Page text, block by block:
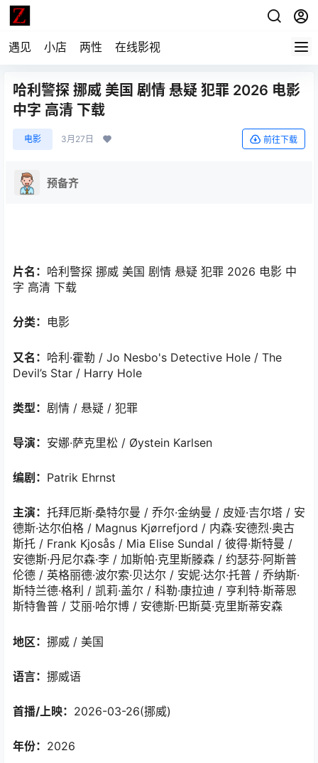
遇见 小店 两性 在线影视
哈利警探 挪威 美国 剧情 悬疑 犯罪 2026 电影
中字 高清 下载
电影 3月27日 前往下载
预备齐
片名： 哈利警探 挪威 美国 剧情 悬疑 犯罪 2026 电影 中
字 高清 下载
分类： 电影
又名： 哈利·霍勒 / Jo Nesbo's Detective Hole / The
Devil’s Star / Harry Hole
类型： 剧情 / 悬疑 / 犯罪
导演： 安娜·萨克里松 / Øystein Karlsen
编剧： Patrik Ehrnst
主演： 托拜厄斯·桑特尔曼 / 乔尔·金纳曼 / 皮娅·吉尔塔 / 安
德斯·达尔伯格 / Magnus Kjørrefjord / 内森·安德烈·奥古
斯托 / Frank Kjosås / Mia Elise Sundal / 彼得·斯特曼 /
安德斯·丹尼尔森·李 / 加斯帕·克里斯滕森 / 约瑟芬·阿斯普
伦德 / 英格丽德·波尔索·贝达尔 / 安妮·达尔·托普 / 乔纳斯·
斯特兰德·格利 / 凯莉·盖尔 / 科勒·康拉迪 / 亨利特·斯蒂恩
斯特鲁普 / 艾丽·哈尔博 / 安德斯·巴斯莫·克里斯蒂安森
地区： 挪威 / 美国
语言： 挪威语
首播/上映： 2026-03-26(挪威)
年份： 2026